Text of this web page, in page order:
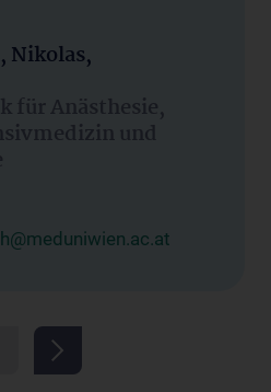
Nikolas,
für Anästhesie,
und